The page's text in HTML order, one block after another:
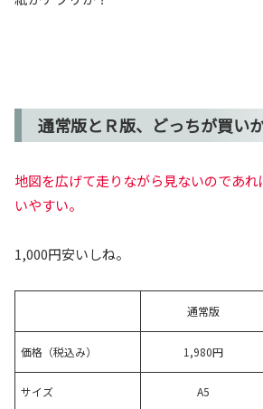
通常版とＲ版、どっちが買い
地図を広げて走りながら見ないのであ
いやすい。
1,000円安いしね。
通常版
価格（税込み） 1,980円
サイズ A5